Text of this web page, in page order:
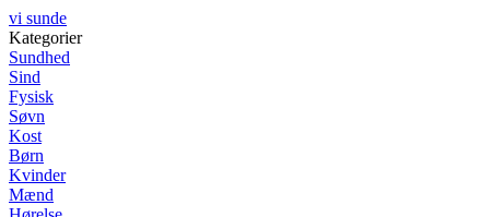
vi sunde
Kategorier
Sundhed
Sind
Fysisk
Søvn
Kost
Børn
Kvinder
Mænd